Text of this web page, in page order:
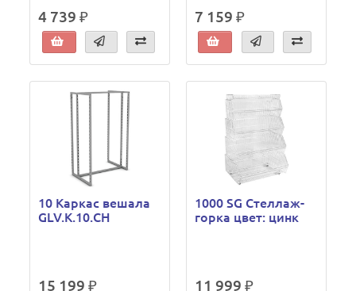
4 739 ₽ 7 159 ₽
10 Каркас вешала
GLV.K.10.CH
15 199 ₽
1000 SG Стеллаж-
горка цвет: цинк
11 999 ₽